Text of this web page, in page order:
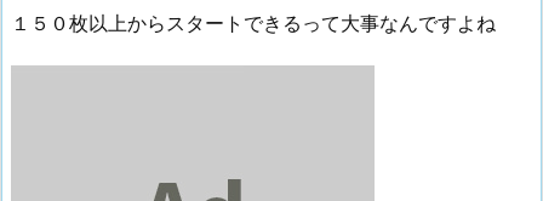
１５０枚以上からスタートできるって大事なんですよね